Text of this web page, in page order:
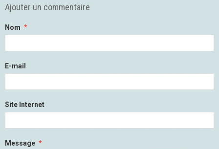
Ajouter un commentaire
Nom
E-mail
Site Internet
Message